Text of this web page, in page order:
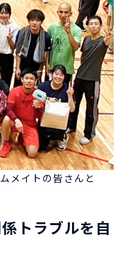
メイトの皆さんと
トラブルを自